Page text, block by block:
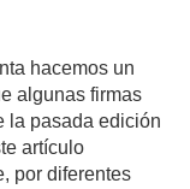
hacemos un
algunas firmas
la pasada edición
artículo
por diferentes